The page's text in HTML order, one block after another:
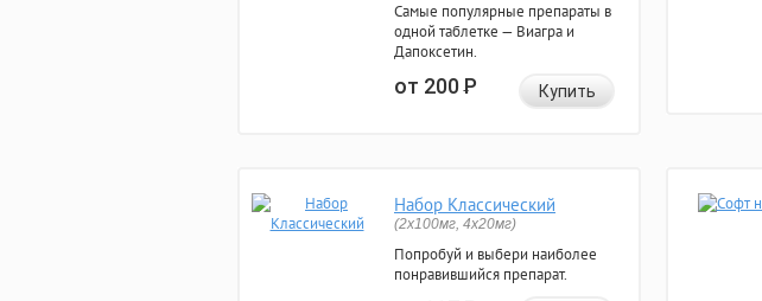
Самые популярные препараты в
одной таблетке — Виагра и
Дапоксетин.
от 200Р Купить
Набор Классический
(2x100мг, 4x20мг)
Попробуй и выбери наиболее
понравившийся препарат.